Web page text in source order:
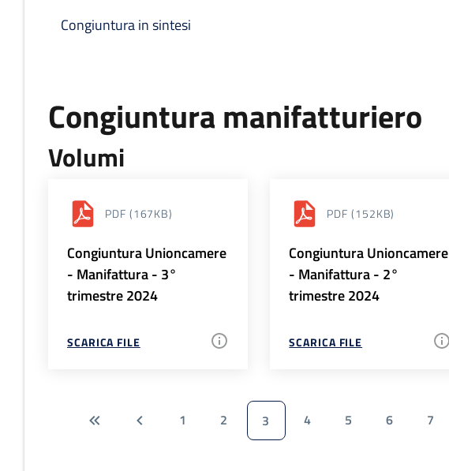
Congiuntura in sintesi
Congiuntura manifatturiero
Volumi
PDF (167KB)
Congiuntura Unioncamere
- Manifattura - 3°
trimestre 2024
SCARICA FILE
PDF (152KB)
Congiuntura Unioncamere
- Manifattura - 2°
trimestre 2024
SCARICA FILE
1 2 3 4 5 6 7